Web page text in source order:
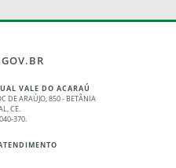
VALE DO ACARAÚ
DE ARAÚJO, 850 - BETÂNIA
CE.
370.